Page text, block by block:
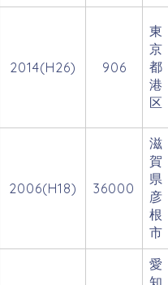
2014(H26) 906
東
京
都
港
区
2006(H18) 36000
滋
賀
県
彦
根
市
愛